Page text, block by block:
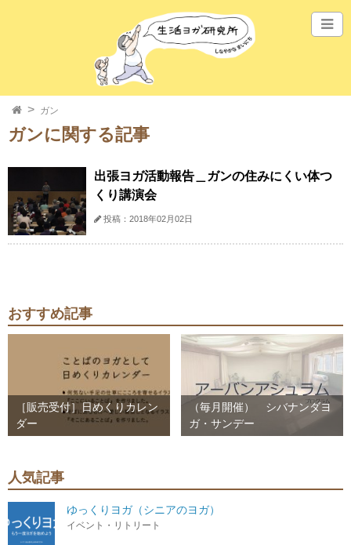
ガン
ガンに関する記事
出張ヨガ活動報告＿ガンの住みにくい体つ
くり講演会
投稿：2018年02月02日
おすすめ記事
［販売受付］日めくりカレン
ダー
（毎月開催） シバナンダヨ
ガ・サンデー
人気記事
ゆっくりヨガ（シニアのヨガ）
イベント・リトリート